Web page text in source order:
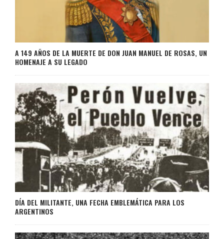
A 149 AÑOS DE LA MUERTE DE DON JUAN MANUEL DE ROSAS, UN
HOMENAJE A SU LEGADO
DÍA DEL MILITANTE, UNA FECHA EMBLEMÁTICA PARA LOS
ARGENTINOS